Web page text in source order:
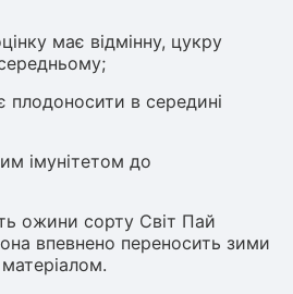
має відмінну, цукру
плодоносити в середині
імунітетом до
ожини сорту Світ Пай
впевнено переносить зими